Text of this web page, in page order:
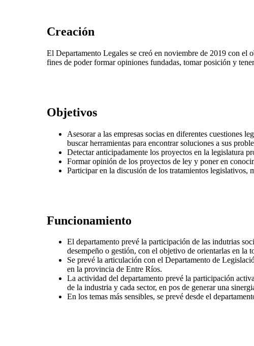
Creación
El Departamento Legales se creó en noviembre de 2019 con el
fines de poder formar opiniones fundadas, tomar posición y
Objetivos
Asesorar a las empresas socias en diferentes cuestiones
buscar herramientas para encontrar soluciones a sus
Detectar anticipadamente los proyectos en la legislatura
Formar opinión de los proyectos de ley y poner en
Participar en la discusión de los tratamientos
Funcionamiento
El departamento prevé la participación de las indutrias
desempeño o gestión, con el objetivo de orientarlas en la
Se prevé la articulación con el Departamento de
en la provincia de Entre Ríos.
La actividad del departamento prevé la participación
de la industria y cada sector, en pos de generar una
En los temas más sensibles, se prevé desde el